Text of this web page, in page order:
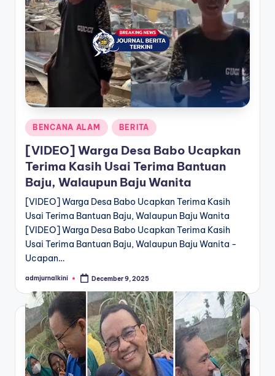
Posted
in
BENCANA ALAM BERITA
[VIDEO] Warga Desa Babo Ucapkan
Terima Kasih Usai Terima Bantuan
Baju, Walaupun Baju Wanita
[VIDEO] Warga Desa Babo Ucapkan Terima Kasih
Usai Terima Bantuan Baju, Walaupun Baju Wanita
[VIDEO] Warga Desa Babo Ucapkan Terima Kasih
Usai Terima Bantuan Baju, Walaupun Baju Wanita -
Ucapan…
Posted
admjurnalkini December 9, 2025